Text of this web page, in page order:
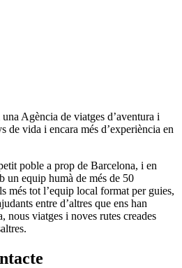
Agència de viatges d’aventura i
de vida i encara més d’experiència en
poble a prop de Barcelona, i en
un equip humà de més de 50
més tot l’equip local format per guies,
entre d’altres que ens han
nous viatges i noves rutes creades